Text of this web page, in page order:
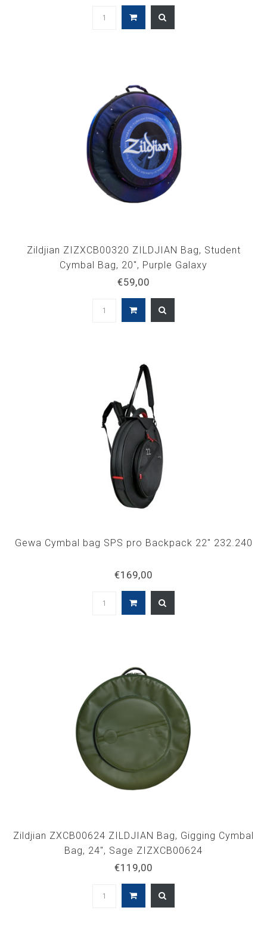
Zildjian ZIZXCB00320 ZILDJIAN Bag, Student
Cymbal Bag, 20", Purple Galaxy
€59,00
Gewa Cymbal bag SPS pro Backpack 22" 232.240
€169,00
Zildjian ZXCB00624 ZILDJIAN Bag, Gigging Cymbal
Bag, 24", Sage ZIZXCB00624
€119,00